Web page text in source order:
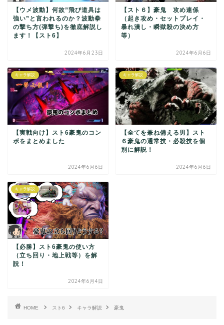
【ウメ波動】何故”飛び道具は
強い”と言われるのか？波動拳
の撃ち方(弾撃ち)を徹底解説し
ます！【スト6】
2024年6月23日
【スト６】豪鬼 攻め連係
（起き攻め・セットプレイ・
暴れ潰し・瞬獄殺の決め方
等）
2024年6月6日
キャラ解説
【実戦向け】スト6豪鬼のコン
ボをまとめました
2024年6月6日
キャラ解説
【全てを兼ね備える男】スト
６豪鬼の通常技・必殺技を個
別に解説！
2024年6月6日
キャラ解説
【必勝】スト6豪鬼の使い方
（立ち回り・地上戦等）を解
説！
2024年6月4日
HOME スト6 キャラ解説 豪鬼